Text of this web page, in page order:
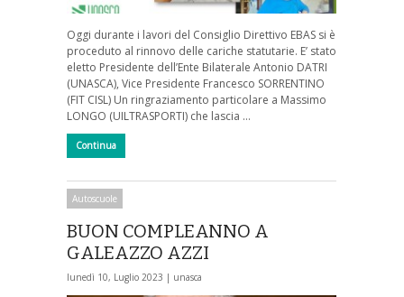
Oggi durante i lavori del Consiglio Direttivo EBAS si è
proceduto al rinnovo delle cariche statutarie. E’ stato
eletto Presidente dell’Ente Bilaterale Antonio DATRI
(UNASCA), Vice Presidente Francesco SORRENTINO
(FIT CISL) Un ringraziamento particolare a Massimo
LONGO (UILTRASPORTI) che lascia …
Continua
Autoscuole
BUON COMPLEANNO A
GALEAZZO AZZI
lunedì 10, Luglio 2023 | unasca